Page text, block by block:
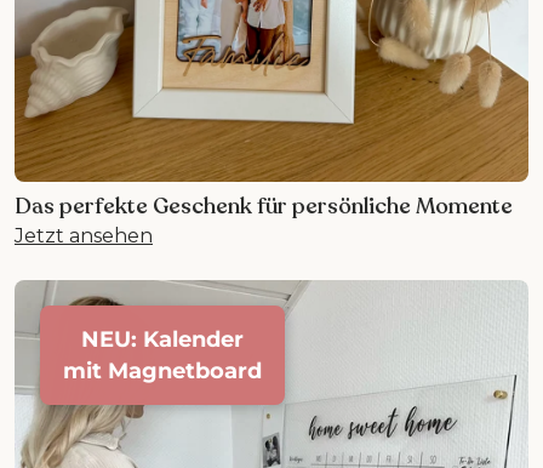
Das perfekte Geschenk für persönliche Momente
Jetzt ansehen
NEU: Kalender
mit Magnetboard